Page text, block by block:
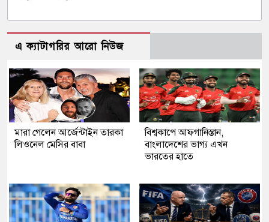
এ ক্যাটাগরির আরো নিউজ
মারা গেলেন আর্জেন্টাইন তারকা
লিওনেল মেসির বাবা
বিশ্বকাপে আফগানিস্তান,
বাংলাদেশের ভাগ্য এখন
ভারতের হাতে